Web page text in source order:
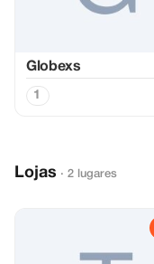
Globexs
1
Lojas · 2 lugares